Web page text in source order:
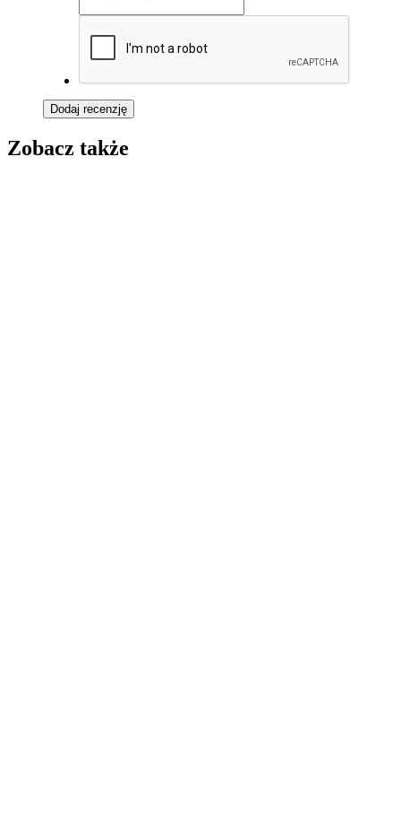
Dodaj recenzję
Zobacz także